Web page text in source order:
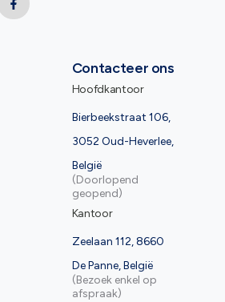
Contacteer ons
Hoofdkantoor
Bierbeekstraat 106,
3052 Oud-Heverlee,
België
(Doorlopend
geopend)
Kantoor
Zeelaan 112, 8660
De Panne, België
(Bezoek enkel op
afspraak)